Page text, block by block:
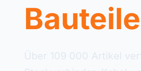
Bauteile